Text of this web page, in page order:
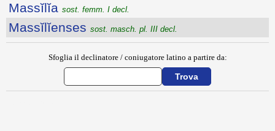
Massĭlĭa sost. femm. I decl.
Massĭlĭenses sost. masch. pl. III decl.
Sfoglia il declinatore / coniugatore latino a partire da: